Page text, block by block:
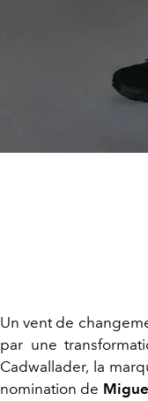
Un vent de
par une
Cadwallader, la
nomination de